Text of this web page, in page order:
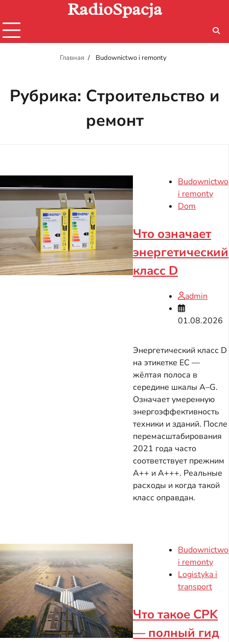
содержимому
RadioSpacja
Главная Budownictwo i remonty
Рубрика: Строительство и
ремонт
Budownictwo
i remonty
Dom
Что означает
энергетический
класс D
admin
01.08.2026
Энергетический класс D
на этикетке ЕС —
жёлтая полоса в
середине шкалы A–G.
Означает умеренную
энергоэффективность
техники и зданий. После
перемасштабирования
2021 года часто
соответствует прежним
A++ и A+++. Реальные
расходы и когда такой
класс оправдан.
Budownictwo
i remonty
Logistyka i
transport
Что такое CPK
— полный гид